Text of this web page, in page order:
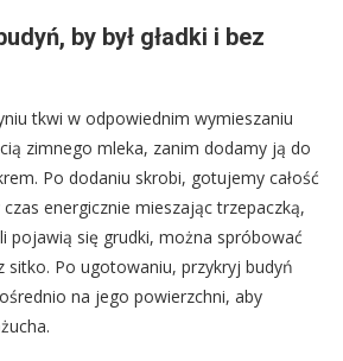
by był gładki i bez
tkwi w odpowiednim wymieszaniu
zimnego mleka, zanim dodamy ją do
Po dodaniu skrobi, gotujemy całość
czas energicznie mieszając trzepaczką,
pojawią się grudki, można spróbować
sitko. Po ugotowaniu, przykryj budyń
na jego powierzchni, aby